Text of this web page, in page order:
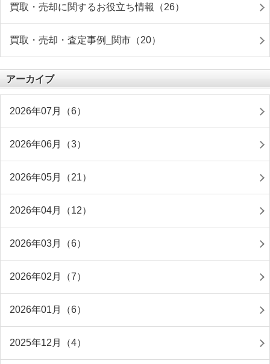
買取・売却に関するお役立ち情報（26）
買取・売却・査定事例_関市（20）
アーカイブ
2026年07月（6）
2026年06月（3）
2026年05月（21）
2026年04月（12）
2026年03月（6）
2026年02月（7）
2026年01月（6）
2025年12月（4）